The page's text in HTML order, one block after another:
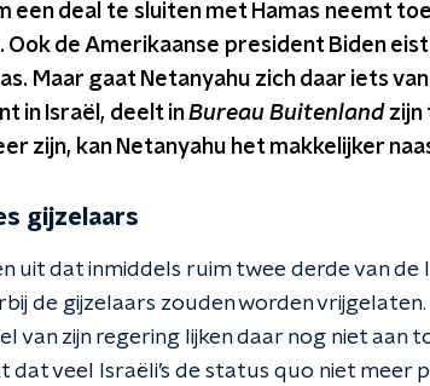
een deal te sluiten met Hamas neemt
de Amerikaanse president Biden
Maar gaat Netanyahu zich daar iets
in Israël, deelt inBureau Buitenland zijn
zijn, kan Netanyahu het makkelijker
gijzelaars
uit dat inmiddels ruim twee derde van
de gijzelaars zouden worden
van zijn regering lijken daar nog niet aan
dat veel Israëli’s de status quo niet meer